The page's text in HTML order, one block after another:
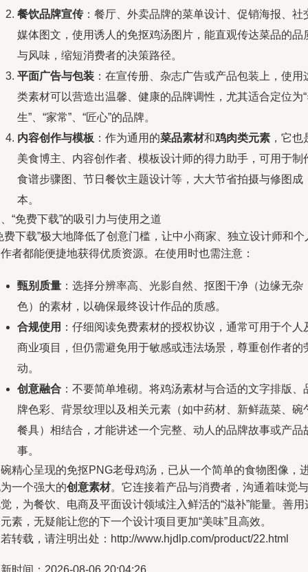
餐饮品牌宣传：餐厅、外卖品牌的菜单设计、促销海报、社
媒体图文，使用诱人的免抠鸡汤图片，能直观传达菜品的品
与风味，缩短消费者的决策路径。
平面广告与包装 ：在宣传册、杂志广告或产品包装上，使用
类素材可以营造出温馨、健康的品牌调性，尤其适合定位为
生”、“家常”、“匠心”的品牌。
内容创作与模板 ：作为通用的菜品素材和鸡肉类元素 ，它也
美食博主、内容创作者、模板设计师的得力助手，可用于制
食谱步骤图、节日餐饮主题设计等，大大节省拍摄与修图成
本。
“免费下载”的吸引力与使用之道
费下载”极大地降低了创意门槛，让中小商家、独立设计师和个
者都能便捷地获得优质资源。在使用时也需注意：
甄别质量 ：选择分辨率高、光影自然、抠图干净（边缘无杂
色）的素材，以确保最终设计作品的质感。
合规使用 ：仔细阅读免费素材的授权协议，通常可用于个人
商业项目，但仍需避免用于敏感或违法场景，尊重创作者的
动。
创意融合 ：不要简单堆砌。将鸡汤素材与合适的文字排版、
牌色彩、背景纹理以及相关元素（如中药材、新鲜蔬菜、碗
餐具）相结合，才能讲述一个完整、动人的品牌故事或产品
事。
精心呈现的免抠PNG老母鸡汤，已从一个简单的食物图像，
一个强大的创意素材。它连接着产品与消费者，沟通着味觉与
，为餐饮、电商及平面设计领域注入鲜活的“滋补”能量。善用
素，无疑能让您的下一个设计项目更加“美味”且高效。
转载，请注明出处：http://www.hjdlp.com/product/22.html
时间：2026-08-06 20:04:26